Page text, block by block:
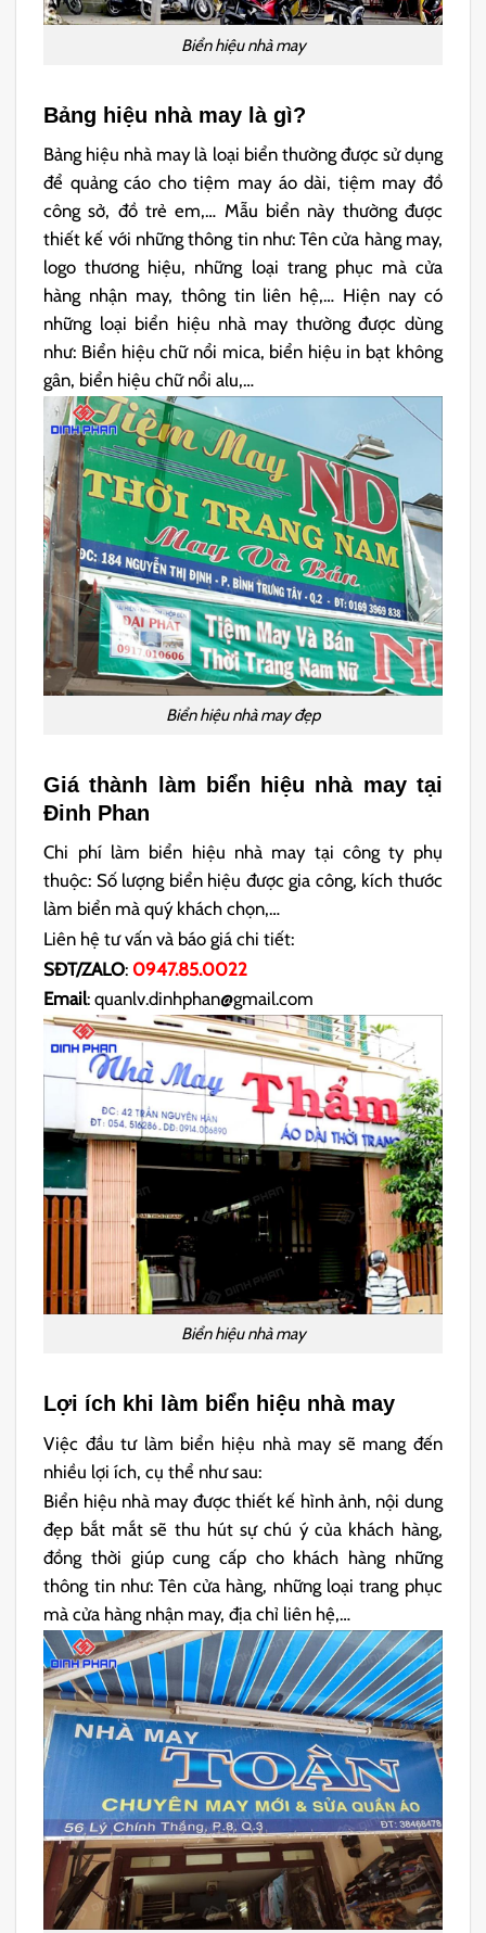
Biển hiệu nhà may
Bảng hiệu nhà may là gì?
Bảng hiệu nhà may là loại biển thường được sử dụng
để quảng cáo cho tiệm may áo dài, tiệm may đồ
công sở, đồ trẻ em,… Mẫu biển này thường được
thiết kế với những thông tin như: Tên cửa hàng may,
logo thương hiệu, những loại trang phục mà cửa
hàng nhận may, thông tin liên hệ,… Hiện nay có
những loại biển hiệu nhà may thường được dùng
như: Biển hiệu chữ nổi mica, biển hiệu in bạt không
gân, biển hiệu chữ nổi alu,…
Biển hiệu nhà may đẹp
Giá thành làm biển hiệu nhà may tại
Đinh Phan
Chi phí làm biển hiệu nhà may tại công ty phụ
thuộc: Số lượng biển hiệu được gia công, kích thước
làm biển mà quý khách chọn,…
Liên hệ tư vấn và báo giá chi tiết:
SĐT/ZALO: 0947.85.0022
Email: quanlv.dinhphan@gmail.com
Biển hiệu nhà may
Lợi ích khi làm biển hiệu nhà may
Việc đầu tư làm biển hiệu nhà may sẽ mang đến
nhiều lợi ích, cụ thể như sau:
Biển hiệu nhà may được thiết kế hình ảnh, nội dung
đẹp bắt mắt sẽ thu hút sự chú ý của khách hàng,
đồng thời giúp cung cấp cho khách hàng những
thông tin như: Tên cửa hàng, những loại trang phục
mà cửa hàng nhận may, địa chỉ liên hệ,…